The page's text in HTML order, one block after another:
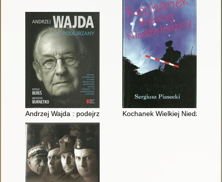
Andrzej Wajda : podejrzany Kochanek Wielkiej